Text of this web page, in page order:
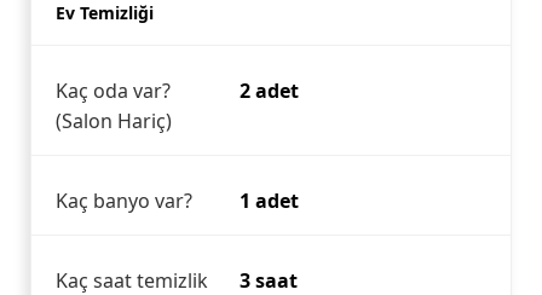
Ev Temizliği
Kaç oda var?
(Salon Hariç)
2 adet
Kaç banyo var? 1 adet
Kaç saat temizlik
3 saat